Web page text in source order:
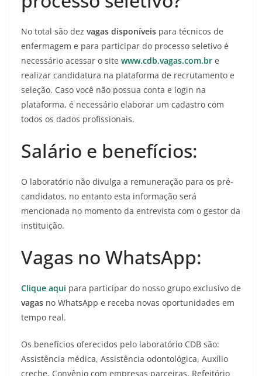
No total são dez vagas disponíveis para técnicos de
enfermagem e para participar do processo seletivo é
necessário acessar o site www.cdb.vagas.com.br e
realizar candidatura na plataforma de recrutamento e
seleção. Caso você não possua conta e login na
plataforma, é necessário elaborar um cadastro com
todos os dados profissionais.
Salário e benefícios:
O laboratório não divulga a remuneração para os pré-
candidatos, no entanto esta informação será
mencionada no momento da entrevista com o gestor da
instituição.
Vagas no WhatsApp:
Clique aqui para participar do nosso grupo exclusivo de
vagas no WhatsApp e receba novas oportunidades em
tempo real.
Os benefícios oferecidos pelo laboratório CDB são:
Assistência médica, Assistência odontológica, Auxílio
creche, Convênio com empresas parceiras, Refeitório